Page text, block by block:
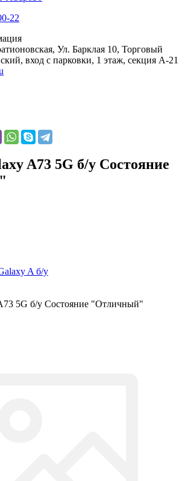
22
Ул. Барклая 10, Торговый
вход с парковки, 1 этаж, секция А-21
A73 5G б/у Состояние
A б/у
5G б/у Состояние "Отличный"